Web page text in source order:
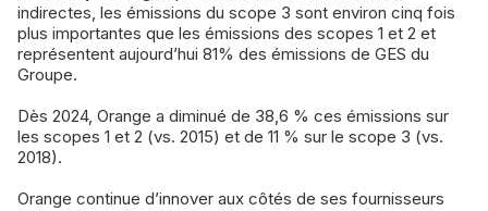
indirectes, les émissions du scope 3 sont environ cinq fois
plus importantes que les émissions des scopes 1 et 2 et
représentent aujourd’hui 81% des émissions de GES du
Groupe.
Dès 2024, Orange a diminué de 38,6 % ces émissions sur
les scopes 1 et 2 (vs. 2015) et de 11 % sur le scope 3 (vs.
2018).
Orange continue d’innover aux côtés de ses fournisseurs